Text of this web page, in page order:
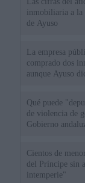
inmobiliaria a la
de Ayuso
La empresa
comprado dos
aunque Ayuso
Qué puede
de violencia de
Gobierno
Cientos de
del Príncipe sin
intemperie"